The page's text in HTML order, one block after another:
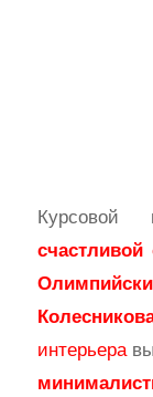
интерьера